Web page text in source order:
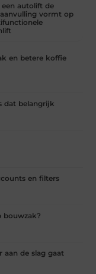
autolift de
vormt op
en betere koffie
dat belangrijk
en filters
bouwzak?
de slag gaat